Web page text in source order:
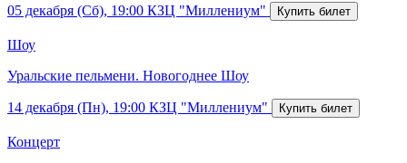
05 декабря (Сб), 19:00 КЗЦ "Миллениум"
Шоу
Уральские пельмени. Новогоднее Шоу
14 декабря (Пн), 19:00 КЗЦ "Миллениум"
Концерт